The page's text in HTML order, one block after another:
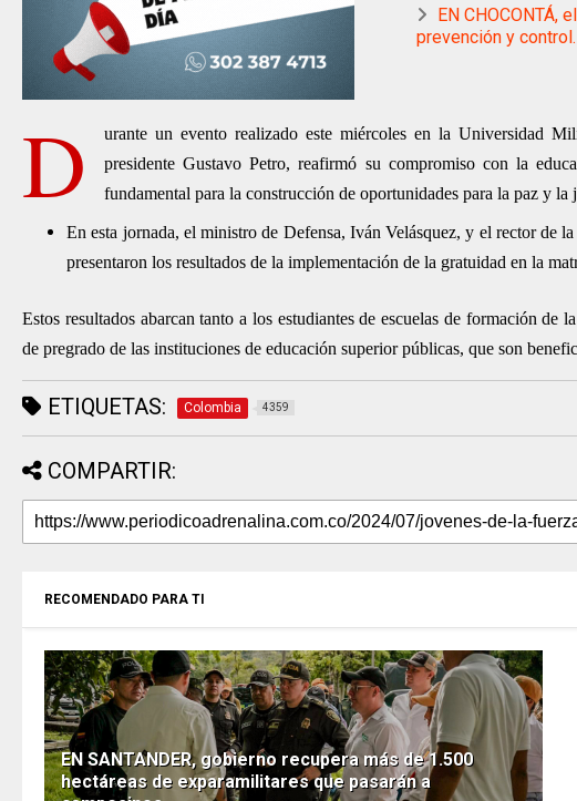
EN
prevención y control.
D
urante un evento realizado este miércoles en la Universidad
presidente Gustavo Petro, reafirmó su compromiso con la
fundamental para la construcción de oportunidades para la paz y la
En esta jornada, el ministro de Defensa, Iván Velásquez, y el rector
presentaron los resultados de la implementación de la gratuidad en la
Estos resultados abarcan tanto a los estudiantes de escuelas de formación
de pregrado de las instituciones de educación superior públicas, que son
ETIQUETAS: Colombia 4359
COMPARTIR:
RECOMENDADO PARA TI
EN SANTANDER, gobierno recupera más de 1.500
hectáreas de exparamilitares que pasarán a